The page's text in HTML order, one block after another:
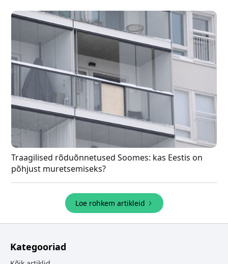
Traagilised rõduõnnetused Soomes: kas Eestis on
põhjust muretsemiseks?
Loe rohkem artikleid
Kategooriad